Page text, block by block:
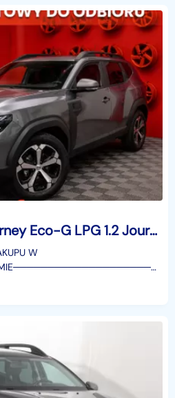
Dacia Duster I Journey Eco-G LPG 1.2 Journey Eco-G LPG 1.2 120KM / Pakiet Zimowy
W